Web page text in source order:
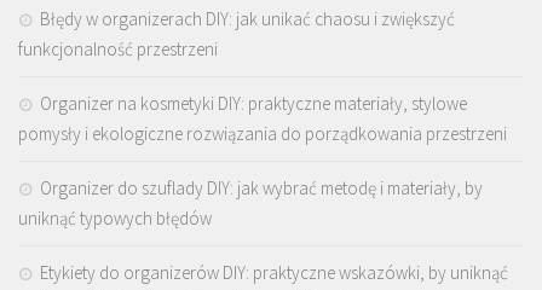
Błędy w organizerach DIY: jak unikać chaosu i zwiększyć
funkcjonalność przestrzeni
Organizer na kosmetyki DIY: praktyczne materiały, stylowe
pomysły i ekologiczne rozwiązania do porządkowania przestrzeni
Organizer do szuflady DIY: jak wybrać metodę i materiały, by
uniknąć typowych błędów
Etykiety do organizerów DIY: praktyczne wskazówki, by uniknąć